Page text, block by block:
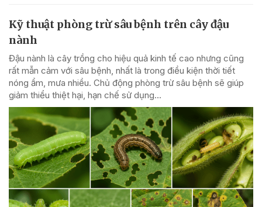
Kỹ thuật phòng trừ sâu bệnh trên cây đậu
nành
Đậu nành là cây trồng cho hiệu quả kinh tế cao nhưng cũng
rất mẫn cảm với sâu bệnh, nhất là trong điều kiện thời tiết
nóng ẩm, mưa nhiều. Chủ động phòng trừ sâu bệnh sẽ giúp
giảm thiểu thiệt hại, hạn chế sử dụng...